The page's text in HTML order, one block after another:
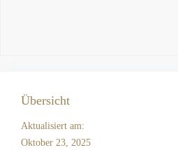
Übersicht
Aktualisiert am:
Oktober 23, 2025